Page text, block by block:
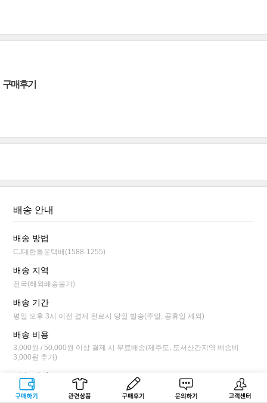
구매하기 관련상품 상품후기 문의하기 고객센터
구매후기
배송 안내
배송 방법
CJ대한통운택배(1588-1255)
배송 지역
전국(해외배송불가)
배송 기간
평일 오후 3시 이전 결제 완료시 당일 발송(주말, 공휴일 제외)
배송 비용
3,000원 / 50,000원 이상 결제 시 무료배송(제주도, 도서산간지역 배송비
3,000원 추가)
배송 안내
평일 오후 3시 이전 결제 완료시 당일 발송됩니다.